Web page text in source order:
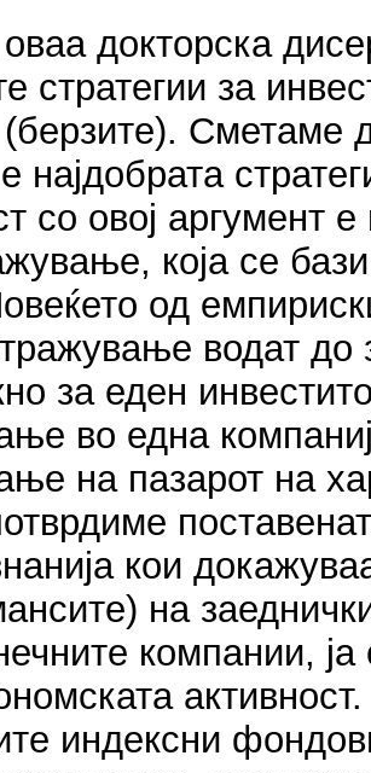
докторска
стратегии за
Сметамe
најдобрата
со овој аргумент
која се
од
водат до
за еден
во една
на пазарот на
кои
на
компании,
индексни